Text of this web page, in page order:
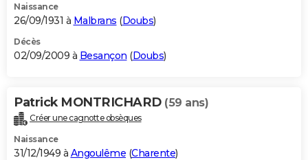
Naissance
26/09/1931 à Malbrans (Doubs)
Décès
02/09/2009 à Besançon (Doubs)
Patrick MONTRICHARD (59 ans)
Créer une cagnotte obsèques
Naissance
31/12/1949 à Angoulême (Charente)